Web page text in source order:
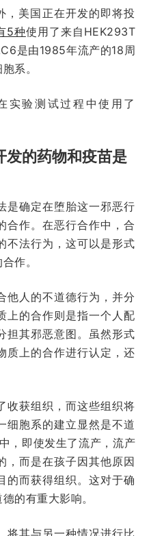
，美国正在开发的即将投
5种使用了来自HEK293T
是由1985年流产的18周
系。
实验测试过程中使用了
发的药物和疫苗是
是确定在堕胎这一邪恶行
合作。在恶行合作中，合
不法行为，这可以是形式
作。
他人的不道德行为，并分
上的合作则是指一个人配
担其邪恶意图。虽然形式
质上的合作进行认定，还
收获组织，而这些组织将
细胞系的建立显然是不道
，即使发生了流产，流产
，而是在孩子因其他原因
的而获得组织。这对于确
的有重大影响。
将其与另一种情况进行比